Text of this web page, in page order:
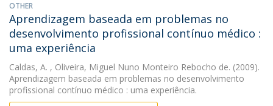
OTHER
Aprendizagem baseada em problemas no
desenvolvimento profissional contínuo médico :
uma experiência
Caldas, A. , Oliveira, Miguel Nuno Monteiro Rebocho de. (2009).
Aprendizagem baseada em problemas no desenvolvimento
profissional contínuo médico : uma experiência.